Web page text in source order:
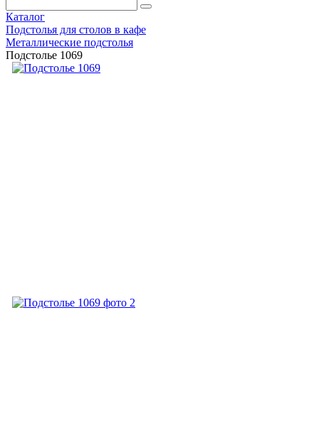
Каталог
Подстолья для столов в кафе
Металлические подстолья
Подстолье 1069